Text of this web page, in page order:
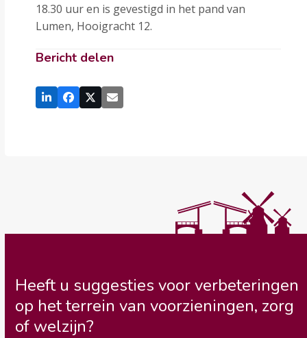
18.30 uur en is gevestigd in het pand van
Lumen, Hooigracht 12.
Bericht delen
Heeft u suggesties voor verbeteringen
op het terrein van voorzieningen, zorg
of welzijn?